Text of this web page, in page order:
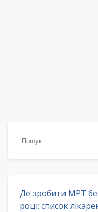
Пошук:
Де зробити МРТ
році: список